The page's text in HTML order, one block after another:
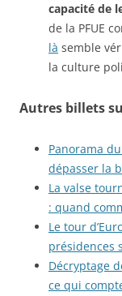
capacité de
de la PFUE
là semble
la culture
Autres billets
Panorama
dépasser la
La valse
: quand
Le tour
présidences
Décryptage
ce qui